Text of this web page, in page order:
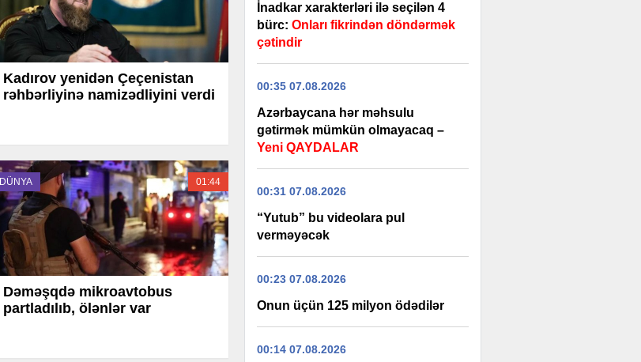
Kadırov yenidən Çeçenistan
rəhbərliyinə namizədliyini verdi
DÜNYA 01:44
Dəməşqdə mikroavtobus
partladılıb, ölənlər var
İnadkar xarakterləri ilə seçilən 4
bürc: Onları fikrindən döndərmək
çətindir
00:35 07.08.2026
Azərbaycana hər məhsulu
gətirmək mümkün olmayacaq –
Yeni QAYDALAR
00:31 07.08.2026
“Yutub” bu videolara pul
verməyəcək
00:23 07.08.2026
Onun üçün 125 milyon ödədilər
00:14 07.08.2026